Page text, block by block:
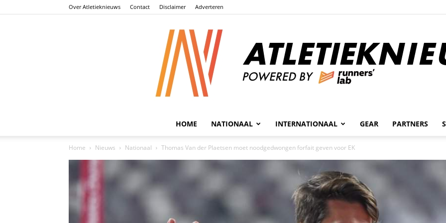
Over Atletieknieuws Contact Disclaimer Adverteren
Atletieknieuws
HOME NATIONAAL INTERNATIONAAL GEAR PARTNERS
Home Nieuws Nationaal Thomas Van der Plaetsen moet noodgedwongen forfait geven voor EK